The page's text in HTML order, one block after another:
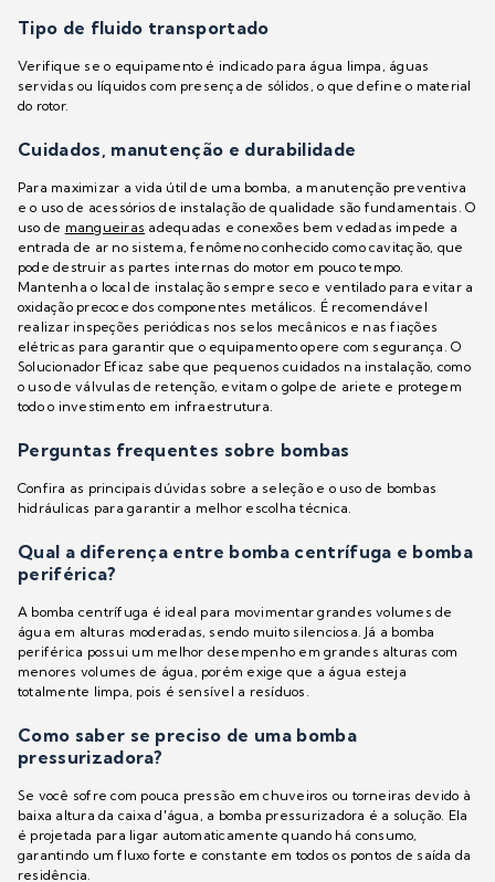
Tipo de fluido transportado
Verifique se o equipamento é indicado para água limpa, águas
servidas ou líquidos com presença de sólidos, o que define o material
do rotor.
Cuidados, manutenção e durabilidade
Para maximizar a vida útil de uma bomba, a manutenção preventiva
e o uso de acessórios de instalação de qualidade são fundamentais. O
uso de mangueiras adequadas e conexões bem vedadas impede a
entrada de ar no sistema, fenômeno conhecido como cavitação, que
pode destruir as partes internas do motor em pouco tempo.
Mantenha o local de instalação sempre seco e ventilado para evitar a
oxidação precoce dos componentes metálicos. É recomendável
realizar inspeções periódicas nos selos mecânicos e nas fiações
elétricas para garantir que o equipamento opere com segurança. O
Solucionador Eficaz sabe que pequenos cuidados na instalação, como
o uso de válvulas de retenção, evitam o golpe de ariete e protegem
todo o investimento em infraestrutura.
Perguntas frequentes sobre bombas
Confira as principais dúvidas sobre a seleção e o uso de bombas
hidráulicas para garantir a melhor escolha técnica.
Qual a diferença entre bomba centrífuga e bomba
periférica?
A bomba centrífuga é ideal para movimentar grandes volumes de
água em alturas moderadas, sendo muito silenciosa. Já a bomba
periférica possui um melhor desempenho em grandes alturas com
menores volumes de água, porém exige que a água esteja
totalmente limpa, pois é sensível a resíduos.
Como saber se preciso de uma bomba
pressurizadora?
Se você sofre com pouca pressão em chuveiros ou torneiras devido à
baixa altura da caixa d'água, a bomba pressurizadora é a solução. Ela
é projetada para ligar automaticamente quando há consumo,
garantindo um fluxo forte e constante em todos os pontos de saída da
residência.